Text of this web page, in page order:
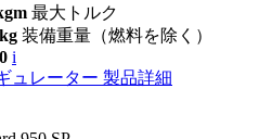
最大トルク
装備重量（燃料を除く）
i
ュレーター 製品詳細